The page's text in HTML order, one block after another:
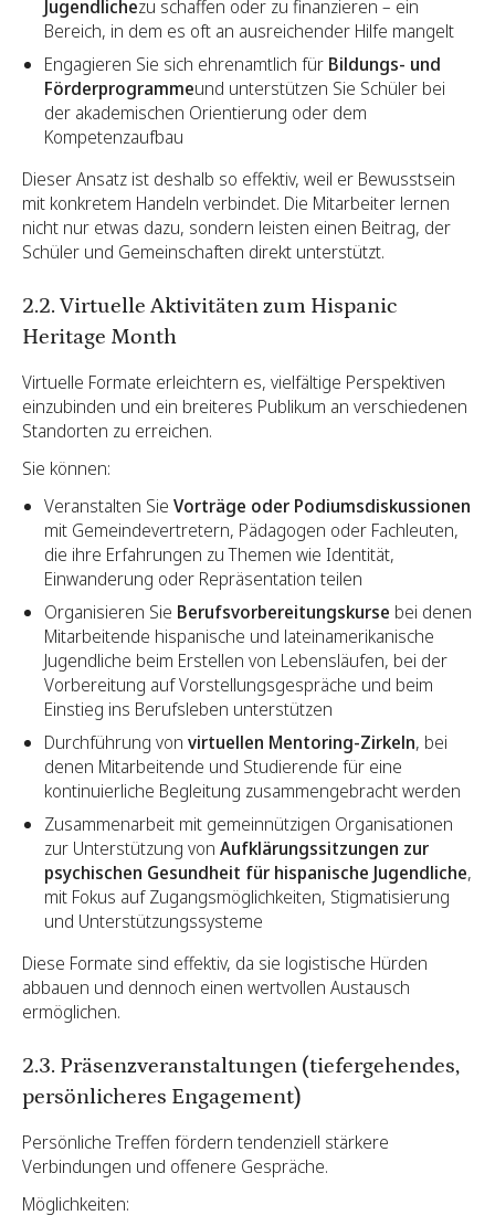
Jugendlichezu schaffen oder zu finanzieren – ein
Bereich, in dem es oft an ausreichender Hilfe mangelt
Engagieren Sie sich ehrenamtlich für Bildungs- und
Förderprogrammeund unterstützen Sie Schüler bei
der akademischen Orientierung oder dem
Kompetenzaufbau
Dieser Ansatz ist deshalb so effektiv, weil er Bewusstsein
mit konkretem Handeln verbindet. Die Mitarbeiter lernen
nicht nur etwas dazu, sondern leisten einen Beitrag, der
Schüler und Gemeinschaften direkt unterstützt.
2.2. Virtuelle Aktivitäten zum Hispanic
Heritage Month
Virtuelle Formate erleichtern es, vielfältige Perspektiven
einzubinden und ein breiteres Publikum an verschiedenen
Standorten zu erreichen.
Sie können:
Veranstalten Sie Vorträge oder Podiumsdiskussionen
mit Gemeindevertretern, Pädagogen oder Fachleuten,
die ihre Erfahrungen zu Themen wie Identität,
Einwanderung oder Repräsentation teilen
Organisieren Sie Berufsvorbereitungskurse bei denen
Mitarbeitende hispanische und lateinamerikanische
Jugendliche beim Erstellen von Lebensläufen, bei der
Vorbereitung auf Vorstellungsgespräche und beim
Einstieg ins Berufsleben unterstützen
Durchführung von virtuellen Mentoring-Zirkeln, bei
denen Mitarbeitende und Studierende für eine
kontinuierliche Begleitung zusammengebracht werden
Zusammenarbeit mit gemeinnützigen Organisationen
zur Unterstützung von Aufklärungssitzungen zur
psychischen Gesundheit für hispanische Jugendliche,
mit Fokus auf Zugangsmöglichkeiten, Stigmatisierung
und Unterstützungssysteme
Diese Formate sind effektiv, da sie logistische Hürden
abbauen und dennoch einen wertvollen Austausch
ermöglichen.
2.3. Präsenzveranstaltungen (tiefergehendes,
persönlicheres Engagement)
Persönliche Treffen fördern tendenziell stärkere
Verbindungen und offenere Gespräche.
Möglichkeiten: